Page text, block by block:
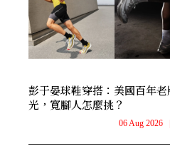
彭于晏球鞋穿搭：美國百年老
光，寬腳人怎麼挑？
06 Aug 2026 |